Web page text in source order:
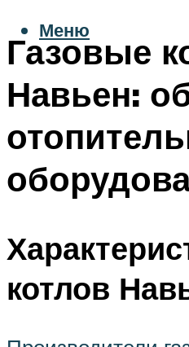
Меню
Газовые
Навьен:
котлов